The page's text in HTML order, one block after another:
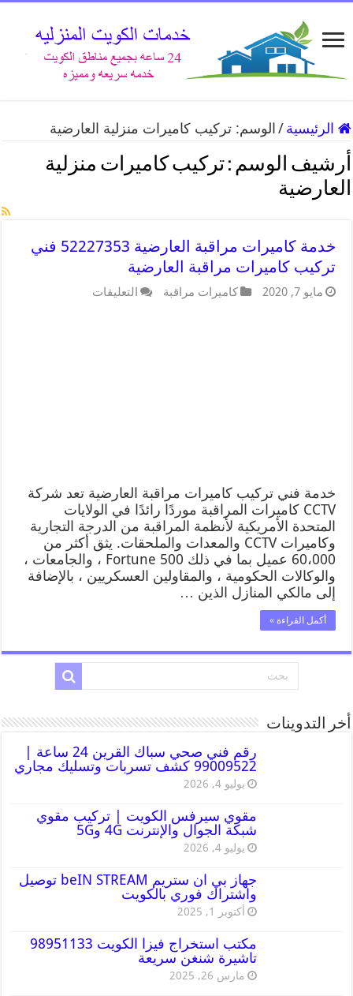
الرئيسية / الوسم:تركيب كاميرات منزلية العارضية
أرشيف الوسم :تركيب كاميرات منزلية
العارضية
خدمة كاميرات مراقبة العارضية 52227353 فني
تركيب كاميرات مراقبة العارضية
مايو 7, 2020 كاميرات مراقبة التعليقات
خدمة فني تركيب كاميرات مراقبة العارضية تعد شركة
CCTV كاميرات المراقبة موردًا رائدًا في الولايات
المتحدة الأمريكية لأنظمة المراقبة من الدرجة التجارية
وكاميرات CCTV والمعدات والملحقات. يثق أكثر من
60،000 عميل بما في ذلك Fortune 500 ، والجامعات ،
والوكالات الحكومية ، والمقاولين العسكريين ، بالإضافة
إلى مالكي المنازل الذين …
أكمل القراءة »
أخر التدوينات
رقم فني صحي سباك القرين 24 ساعة |
99009522 كشف تسربات وتسليك مجاري
يوليو 4, 2026
مقوي سيرفس الكويت | تركيب مقوي
شبكة الجوال والإنترنت 4G و5G
يوليو 4, 2026
جهاز بي ان ستريم beIN STREAM توصيل
واشتراك فوري بالكويت
أكتوبر 1, 2025
مكتب استخراج فيزا الكويت 98951133
تاشيرة شنغن سريعة
مارس 26, 2025